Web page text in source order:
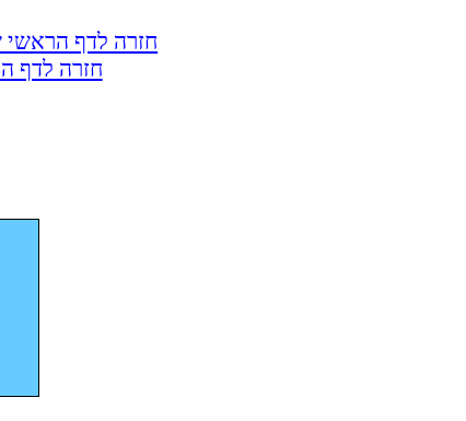
חזרה לדף הראשי
חזרה לדף